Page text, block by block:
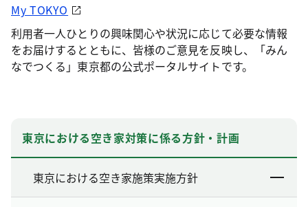
My TOKYO
利用者一人ひとりの興味関心や状況に応じて必要な情報
をお届けするとともに、皆様のご意見を反映し、「みん
なでつくる」東京都の公式ポータルサイトです。
東京における空き家対策に係る方針・計画
東京における空き家施策実施方針